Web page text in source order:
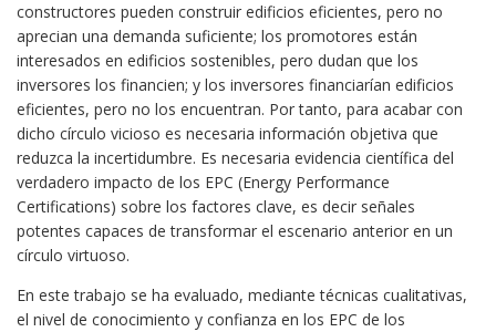
constructores pueden construir edificios eficientes, pero no
aprecian una demanda suficiente; los promotores están
interesados en edificios sostenibles, pero dudan que los
inversores los financien; y los inversores financiarían edificios
eficientes, pero no los encuentran. Por tanto, para acabar con
dicho círculo vicioso es necesaria información objetiva que
reduzca la incertidumbre. Es necesaria evidencia científica del
verdadero impacto de los EPC (Energy Performance
Certifications) sobre los factores clave, es decir señales
potentes capaces de transformar el escenario anterior en un
círculo virtuoso.
En este trabajo se ha evaluado, mediante técnicas cualitativas,
el nivel de conocimiento y confianza en los EPC de los